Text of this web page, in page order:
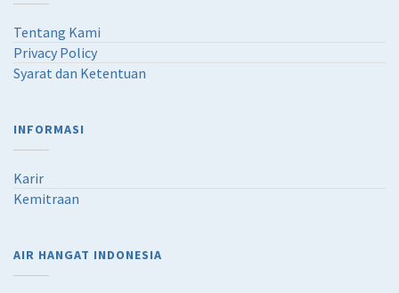
Tentang Kami
Privacy Policy
Syarat dan Ketentuan
INFORMASI
Karir
Kemitraan
AIR HANGAT INDONESIA